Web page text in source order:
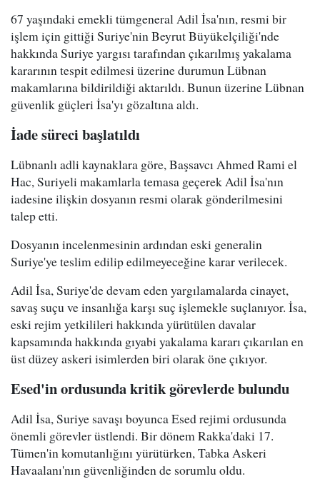
67 yaşındaki emekli tümgeneral Adil İsa'nın, resmi bir
işlem için gittiği Suriye'nin Beyrut Büyükelçiliği'nde
hakkında Suriye yargısı tarafından çıkarılmış yakalama
kararının tespit edilmesi üzerine durumun Lübnan
makamlarına bildirildiği aktarıldı. Bunun üzerine Lübnan
güvenlik güçleri İsa'yı gözaltına aldı.
İade süreci başlatıldı
Lübnanlı adli kaynaklara göre, Başsavcı Ahmed Rami el
Hac, Suriyeli makamlarla temasa geçerek Adil İsa'nın
iadesine ilişkin dosyanın resmi olarak gönderilmesini
talep etti.
Dosyanın incelenmesinin ardından eski generalin
Suriye'ye teslim edilip edilmeyeceğine karar verilecek.
Adil İsa, Suriye'de devam eden yargılamalarda cinayet,
savaş suçu ve insanlığa karşı suç işlemekle suçlanıyor. İsa,
eski rejim yetkilileri hakkında yürütülen davalar
kapsamında hakkında gıyabi yakalama kararı çıkarılan en
üst düzey askeri isimlerden biri olarak öne çıkıyor.
Esed'in ordusunda kritik görevlerde bulundu
Adil İsa, Suriye savaşı boyunca Esed rejimi ordusunda
önemli görevler üstlendi. Bir dönem Rakka'daki 17.
Tümen'in komutanlığını yürütürken, Tabka Askeri
Havaalanı'nın güvenliğinden de sorumlu oldu.